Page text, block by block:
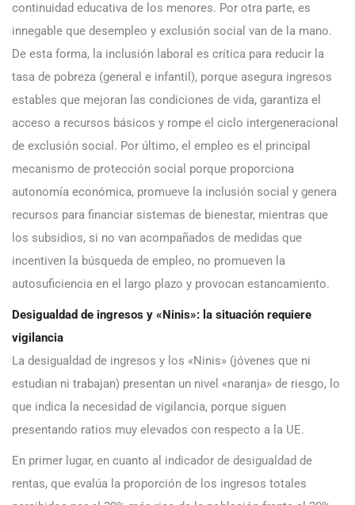
continuidad educativa de los menores. Por otra parte, es
innegable que desempleo y exclusión social van de la mano.
De esta forma, la inclusión laboral es crítica para reducir la
tasa de pobreza (general e infantil), porque asegura ingresos
estables que mejoran las condiciones de vida, garantiza el
acceso a recursos básicos y rompe el ciclo intergeneracional
de exclusión social. Por último, el empleo es el principal
mecanismo de protección social porque proporciona
autonomía económica, promueve la inclusión social y genera
recursos para financiar sistemas de bienestar, mientras que
los subsidios, si no van acompañados de medidas que
incentiven la búsqueda de empleo, no promueven la
autosuficiencia en el largo plazo y provocan estancamiento.
Desigualdad de ingresos y «Ninis»: la situación requiere
vigilancia
La desigualdad de ingresos y los «Ninis» (jóvenes que ni
estudian ni trabajan) presentan un nivel «naranja» de riesgo, lo
que indica la necesidad de vigilancia, porque siguen
presentando ratios muy elevados con respecto a la UE.
En primer lugar, en cuanto al indicador de desigualdad de
rentas, que evalúa la proporción de los ingresos totales